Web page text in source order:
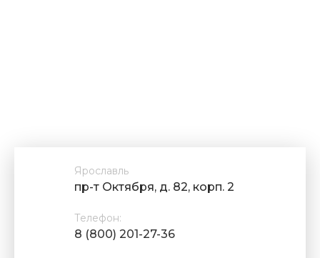
Ярославль
пр-т Октября, д. 82, корп. 2
Телефон:
8 (800) 201-27-36